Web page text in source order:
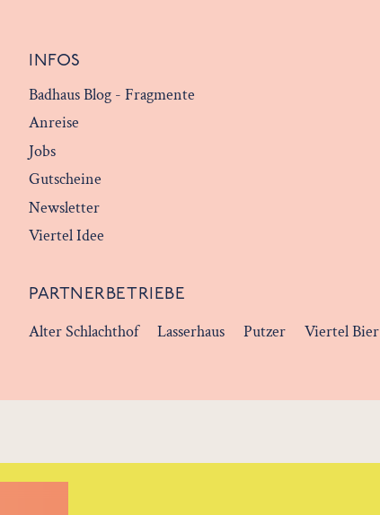
INFOS
Badhaus Blog - Fragmente
Anreise
Jobs
Gutscheine
Newsletter
Viertel Idee
PARTNERBETRIEBE
Alter Schlachthof
Lasserhaus Putzer Viertel Bier